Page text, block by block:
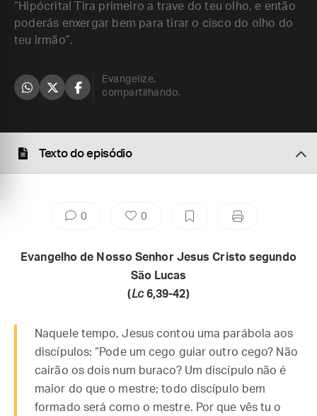
“Hipócrita! Tira primeiro a trave do teu olho, e então
poderás enxergar bem para tirar o cisco do olho do
teu irmão”.
Evangelize,
compartilhando.
Texto do episódio
0 0
Evangelho de Nosso Senhor Jesus Cristo segundo
São Lucas
(Lc6,39-42)
Naquele tempo, Jesus contou uma parábola aos
discípulos: “Pode um cego guiar outro cego? Não
cairão os dois num buraco? Um discípulo não é
maior do que o mestre; todo discípulo bem
formado será como o mestre. Por que vês tu o